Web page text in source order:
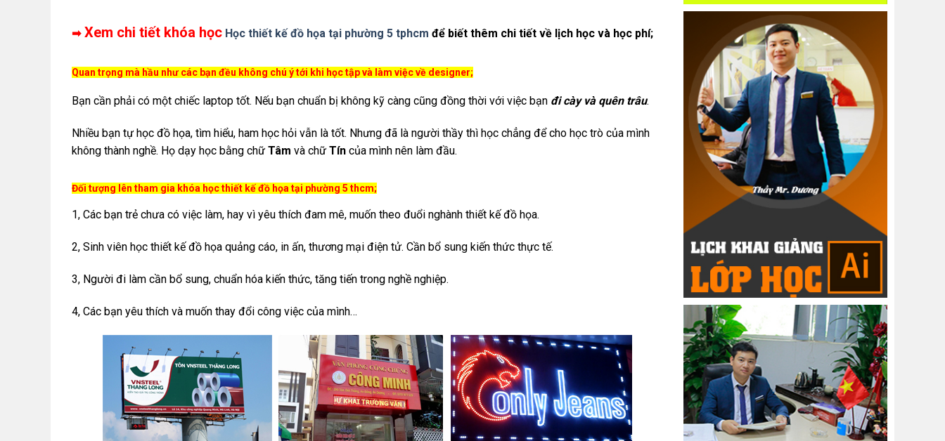
➡Xem chi tiết khóa học Học thiết kế đồ họa tại phường 5 tphcm để biết thêm chi tiết về lịch học và học phí;
Quan trọng mà hầu như các bạn đều không chú ý tới khi học tập và làm việc về designer;
Bạn cần phải có một chiếc laptop tốt. Nếu bạn chuẩn bị không kỹ càng cũng đồng thời với việc bạn đi cày và quên trâu.
Nhiều bạn tự học đồ họa, tìm hiểu, ham học hỏi vẫn là tốt. Nhưng đã là người thầy thì học chẳng để cho học trò của mình
không thành nghề. Họ dạy học bằng chữ Tâm và chữ Tín của mình nên làm đầu.
Đối tượng lên tham gia khóa học thiết kế đồ họa tại phường 5 thcm;
1, Các bạn trẻ chưa có việc làm, hay vì yêu thích đam mê, muốn theo đuổi nghành thiết kế đồ họa.
2, Sinh viên học thiết kế đồ họa quảng cáo, in ấn, thương mại điện tử. Cần bổ sung kiến thức thực tế.
3, Người đi làm cần bổ sung, chuẩn hóa kiến thức, tăng tiến trong nghề nghiệp.
4, Các bạn yêu thích và muốn thay đổi công việc của mình…